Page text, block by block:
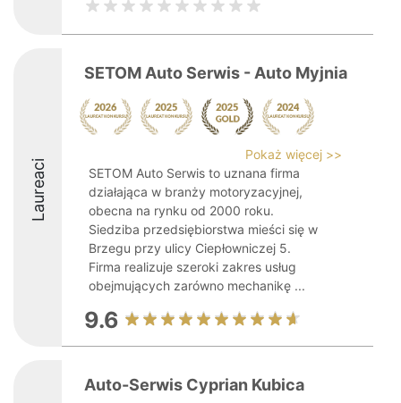
Laureaci
SETOM Auto Serwis - Auto Myjnia
Pokaż więcej >>
SETOM Auto Serwis to uznana firma
działająca w branży motoryzacyjnej,
obecna na rynku od 2000 roku.
Siedziba przedsiębiorstwa mieści się w
Brzegu przy ulicy Ciepłowniczej 5.
Firma realizuje szeroki zakres usług
obejmujących zarówno mechanikę ...
9.6
Auto-Serwis Cyprian Kubica